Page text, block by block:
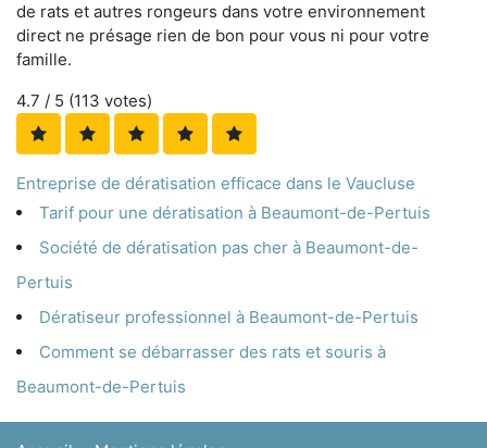
de rats et autres rongeurs dans votre environnement
direct ne présage rien de bon pour vous ni pour votre
famille.
4.7 / 5 (113 votes)
Entreprise de dératisation efficace dans le Vaucluse
Tarif pour une dératisation à Beaumont-de-Pertuis
Société de dératisation pas cher à Beaumont-de-
Pertuis
Dératiseur professionnel à Beaumont-de-Pertuis
Comment se débarrasser des rats et souris à
Beaumont-de-Pertuis